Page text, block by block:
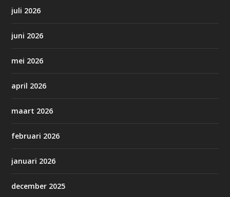
juli 2026
juni 2026
mei 2026
april 2026
maart 2026
februari 2026
januari 2026
december 2025